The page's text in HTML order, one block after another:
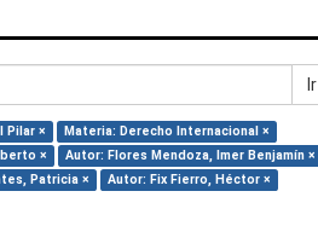
Ir
Pilar ×
Materia: Derecho Internacional ×
×
Autor: Flores Mendoza, Imer Benjamín ×
Patricia ×
Autor: Fix Fierro, Héctor ×